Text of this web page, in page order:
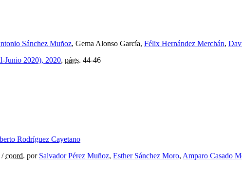
Sánchez Muñoz, Gema Alonso García, Félix Hernández Merchán,
Junio 2020), 2020, págs. 44-46
Rodríguez Cayetano
/coord. por Salvador Pérez Muñoz, Esther Sánchez Moro, Amparo Casado